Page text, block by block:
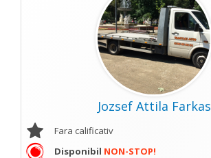
Jozsef Attila Farkas
Fara calificativ
Disponibil NON-STOP!